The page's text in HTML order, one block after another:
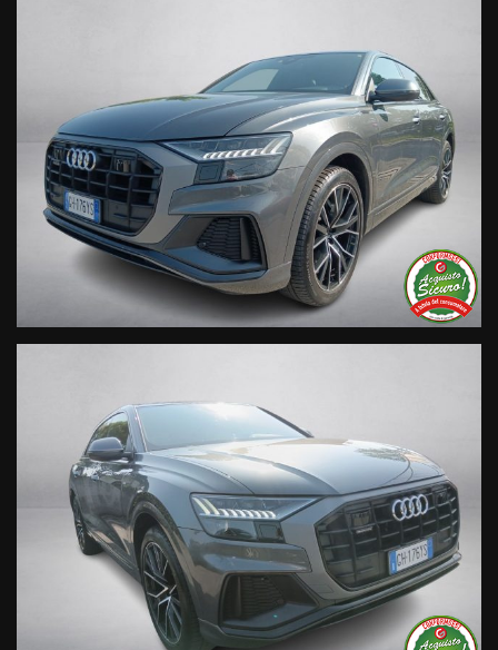
• Polizze Kasko fino a 60 mesi di durata con estensione “valore
• Garanzia legale di Conformità prevista obbligatoriamente
dal Codice del Consumo;
• Garanzia estendibile fino a 60 mesi.
Segui Automobili Vendraminie leggi le recensioni che
descrivono l’esperienza dei nostri clienti:
• Sul nostro sito ufficiale www.automobilivendramini.it dove
potrai trovare l’intero parco auto aggiornato, maggiori foto e
info per ogni singola vettura, i nostri servizi e la nostra storia.
• Sulla nostra pagina Facebook
• Sulla nostra pagina Instagram
+ 39 347 2621925 Orari Dal lunedì al venerdi 08:3012:00 –
14:30/19:30 Sabato 8:30 12:30 14.30 18.30
Trasparenza:
• Si precisa che le informazioni contenute negli annunci
online e nel proprio sito web sono state compilate con cura
affinché siano il più complete e precise; tuttavia possono
contenere errori e omissioni. Si declina ogni responsabilità
per eventuali involontarie incongruenze che non
rappresentano un impegno contrattuale.